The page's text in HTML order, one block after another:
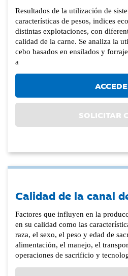
Resultados de la utilización de
características de pesos, indices
distintas explotaciones, con
calidad de la carne. Se analiza la
cebo basados en ensilados y
a
SOLICITAR
Calidad de la canal
Factores que influyen en la
en su calidad como las
raza, el sexo, el peso y edad de
alimentación, el manejo, el
operaciones de sacrificio y